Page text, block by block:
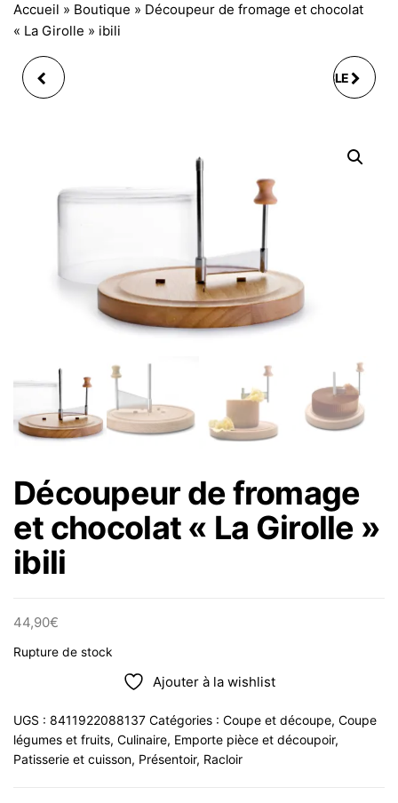
Accueil » Boutique » Découpeur de fromage et chocolat
« La Girolle » ibili
IBILI
MANDOLINE RÉGLABLE
Découpeur de fromage
et chocolat « La Girolle »
ibili
44,90€
Rupture de stock
Ajouter à la wishlist
UGS : 8411922088137 Catégories : Coupe et découpe, Coupe
légumes et fruits, Culinaire, Emporte pièce et découpoir,
Patisserie et cuisson, Présentoir, Racloir